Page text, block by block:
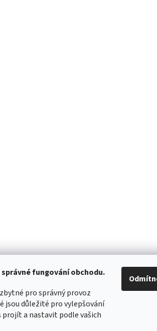
fungování obchodu.
pro správný provoz
jsou důležité pro vylepšování
projít a nastavit podle vašich
FOTOLOVY.CZ LENSCOAT